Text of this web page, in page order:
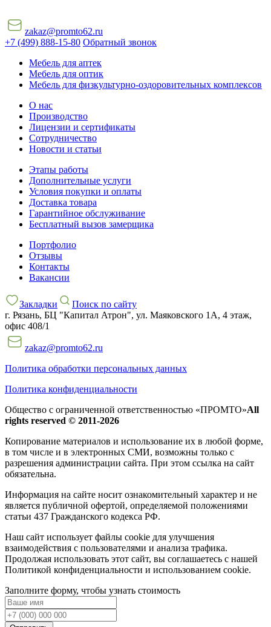
zakaz@promto62.ru
+7 (499) 888-15-80 Обратный звонок
Мебель для аптек
Мебель для оптик
Мебель для физкультурно-оздоровительных комплексов
О нас
Производство
Лицензии и сертификаты
Сотрудничество
Новости и статьи
Этапы работы
Дополнительные услуги
Условия покупки и оплаты
Доставка товара
Гарантийное обслуживание
Бесплатный вызов замерщика
Портфолио
Отзывы
Контакты
Вакансии
Закладки
Поиск по сайту
г. Рязань, БЦ "Капитал Атрон", ул. Маяковского 1А, 4 этаж,
офис 408/1
zakaz@promto62.ru
Политика обработки персональных данных
Политика конфиденциальности
Общество с ограниченной ответственностью «ПРОМТО»All
rights reserved © 2011-2026
Копирование материалов и использование их в любой форме,
в том числе и в электронных СМИ, возможны только c
разрешения администрации сайта. При этом ссылка на сайт
обязательна.
Информация на сайте носит ознакомительный характер и не
является публичной офертой, определяемой положениями
статьи 437 Гражданского кодекса РФ.
Наш сайт использует файлы cookie для улучшения
взаимодействия с пользователями и анализа трафика.
Продолжая использовать этот сайт, вы соглашаетесь с нашей
Политикой конфиденциальности и использованием cookie.
Заполните форму, чтобы узнать стоимость